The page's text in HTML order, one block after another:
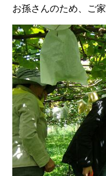
お孫さんのため、ご